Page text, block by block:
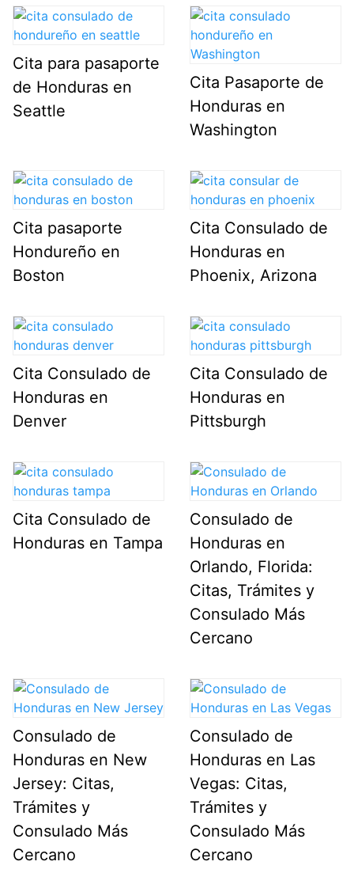
Cita para pasaporte
de Honduras en
Seattle
Cita Pasaporte de
Honduras en
Washington
Cita pasaporte
Hondureño en
Boston
Cita Consulado de
Honduras en
Phoenix, Arizona
Cita Consulado de
Honduras en
Denver
Cita Consulado de
Honduras en
Pittsburgh
Cita Consulado de
Honduras en Tampa
Consulado de
Honduras en
Orlando, Florida:
Citas, Trámites y
Consulado Más
Cercano
Consulado de
Honduras en New
Jersey: Citas,
Trámites y
Consulado Más
Cercano
Consulado de
Honduras en Las
Vegas: Citas,
Trámites y
Consulado Más
Cercano